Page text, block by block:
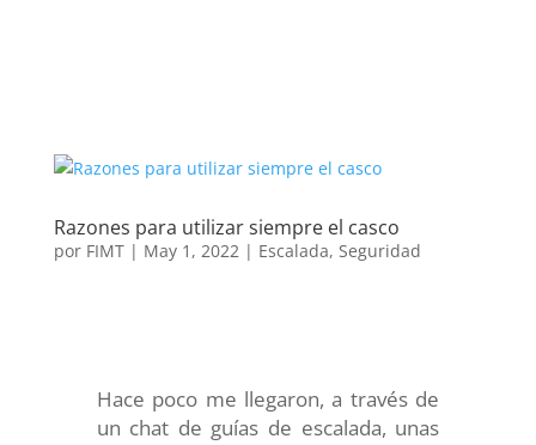
Razones para utilizar siempre el casco
por FIMT| May 1, 2022| Escalada, Seguridad
Hace poco me llegaron, a través de
un chat de guías de escalada, unas